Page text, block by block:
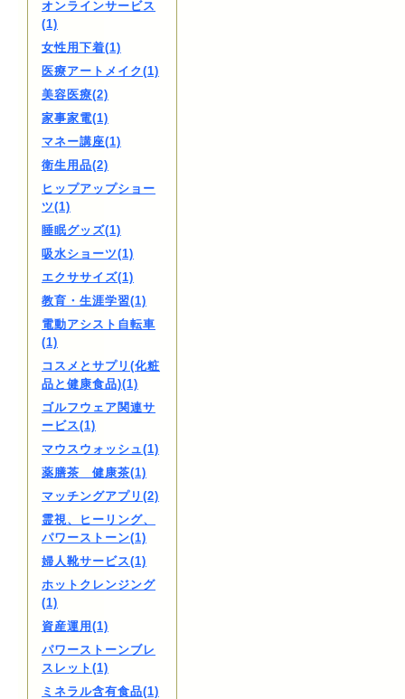
オンラインサービス
(1)
女性用下着(1)
医療アートメイク(1)
美容医療(2)
家事家電(1)
マネー講座(1)
衛生用品(2)
ヒップアップショー
ツ(1)
睡眠グッズ(1)
吸水ショーツ(1)
エクササイズ(1)
教育・生涯学習(1)
電動アシスト自転車
(1)
コスメとサプリ(化粧
品と健康食品)(1)
ゴルフウェア関連サ
ービス(1)
マウスウォッシュ(1)
薬膳茶 健康茶(1)
マッチングアプリ(2)
霊視、ヒーリング、
パワーストーン(1)
婦人靴サービス(1)
ホットクレンジング
(1)
資産運用(1)
パワーストーンブレ
スレット(1)
ミネラル含有食品(1)